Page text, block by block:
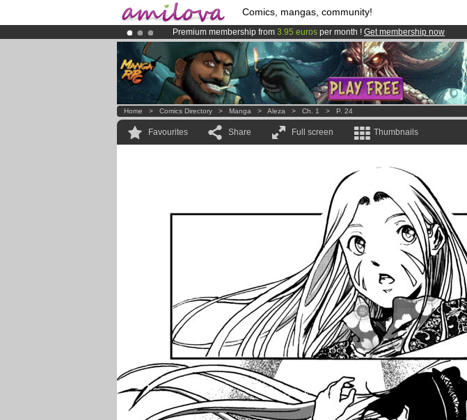
Comics, mangas, community!
Premium membership from 3.95 euros per month ! Get membership now
Already 134393membersand 1208comics & mangas!.
AmilovaKickstarter is now LIVE!.
Home > Comics Directory > Manga > Aleza > Ch. 1 > P. 24
Favourites Share Full screen Thumbnails